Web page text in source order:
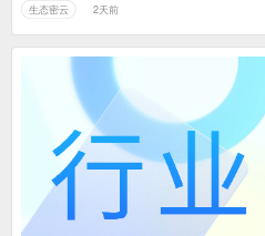
生态密云 2天前